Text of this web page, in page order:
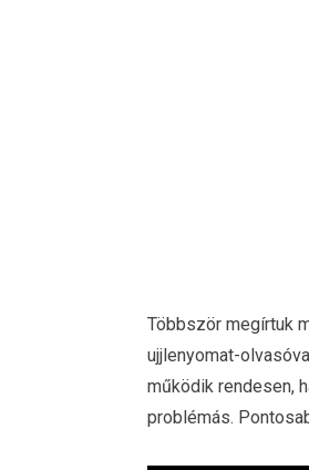
Többször megírtuk
ujjlenyomat-
működik rendesen,
problémás.